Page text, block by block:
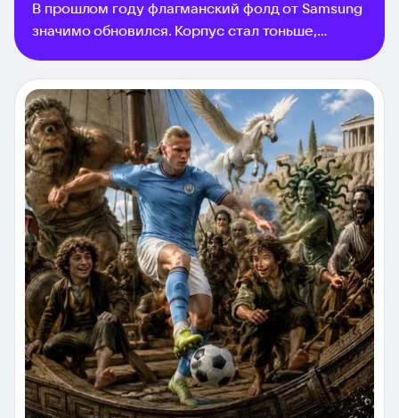
В прошлом году флагманский фолд от Samsung
значимо обновился. Корпус стал тоньше,
основной камеры выросло до 200 Мп.
Смартфон повзрослел и стал одним из самых
удобных фолдов на рынке. Новое поколение же
Samsung Galaxy Z Fold8 обзавелось приставкой
Ultra и окончательно попрощалось с детскими
болячками. Об этом и не только — в обзоре
топовой раскладушки сезона.